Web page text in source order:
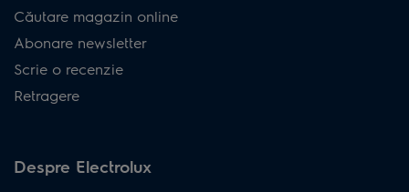
Căutare magazin online
Abonare newsletter
Scrie o recenzie
Retragere
Despre Electrolux